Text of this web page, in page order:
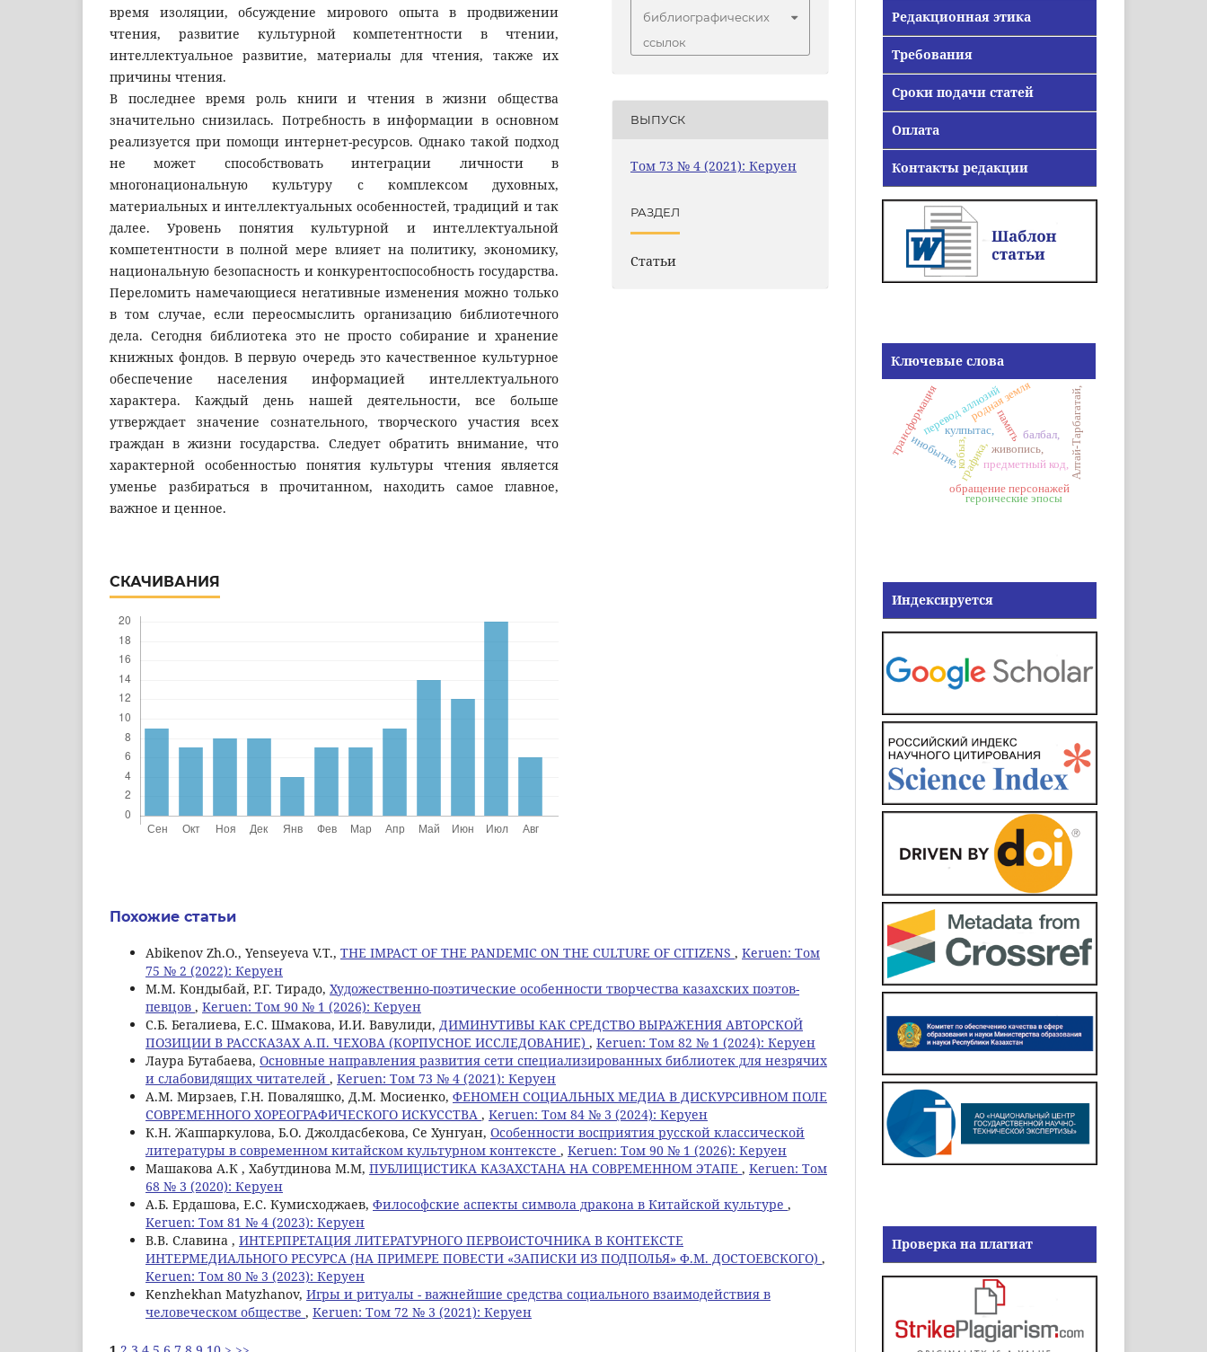
время изоляции, обсуждение мирового опыта в продвижении
чтения, развитие культурной компетентности в чтении,
интеллектуальное развитие, материалы для чтения, также их
причины чтения.
В последнее время роль книги и чтения в жизни общества
значительно снизилась. Потребность в информации в основном
реализуется при помощи интернет-ресурсов. Однако такой подход
не может способствовать интеграции личности в
многонациональную культуру с комплексом духовных,
материальных и интеллектуальных особенностей, традиций и так
далее. Уровень понятия культурной и интеллектуальной
компетентности в полной мере влияет на политику, экономику,
национальную безопасность и конкурентоспособность государства.
Переломить намечающиеся негативные изменения можно только
в том случае, если переосмыслить организацию библиотечного
дела. Сегодня библиотека это не просто собирание и хранение
книжных фондов. В первую очередь это качественное культурное
обеспечение населения информацией интеллектуального
характера. Каждый день нашей деятельности, все больше
утверждает значение сознательного, творческого участия всех
граждан в жизни государства. Следует обратить внимание, что
характерной особенностью понятия культуры чтения является
уменье разбираться в прочитанном, находить самое главное,
важное и ценное.
СКАЧИВАНИЯ
библиографических
ссылок
ВЫПУСК
Том 73 № 4 (2021): Керуен
РАЗДЕЛ
Статьи
Похожие статьи
Abikenov Zh.O., Yenseyeva V.T., THE IMPACT OF THE PANDEMIC ON THE CULTURE OF CITIZENS , Keruen: Том
75 № 2 (2022): Керуен
М.М. Кондыбай, Р.Г. Тирадо, Художественно-поэтические особенности творчества казахских поэтов-
певцов , Keruen: Том 90 № 1 (2026): Керуен
С.Б. Бегалиева, Е.С. Шмакова, И.И. Вавулиди, ДИМИНУТИВЫ КАК СРЕДСТВО ВЫРАЖЕНИЯ АВТОРСКОЙ
ПОЗИЦИИ В РАССКАЗАХ А.П. ЧЕХОВА (КОРПУСНОЕ ИССЛЕДОВАНИЕ) , Keruen: Том 82 № 1 (2024): Керуен
Лаура Бутабаева, Основные направления развития сети специализированных библиотек для незрячих
и слабовидящих читателей , Keruen: Том 73 № 4 (2021): Керуен
A.M. Мирзаев, Г.Н. Поваляшко, Д.М. Мосиенко, ФЕНОМЕН СОЦИАЛЬНЫХ МЕДИА В ДИСКУРСИВНОМ ПОЛЕ
СОВРЕМЕННОГО ХОРЕОГРАФИЧЕСКОГО ИСКУССТВА , Keruen: Том 84 № 3 (2024): Керуен
К.Н. Жаппаркулова, Б.О. Джолдасбекова, Се Хунгуан, Особенности восприятия русской классической
литературы в современном китайском культурном контексте , Keruen: Том 90 № 1 (2026): Керуен
Машакова А.К , Хабутдинова М.М, ПУБЛИЦИСТИКА КАЗАХСТАНА НА СОВРЕМЕННОМ ЭТАПЕ , Keruen: Том
68 № 3 (2020): Керуен
А.Б. Ердашова, Е.С. Кумисходжаев, Философские аспекты символа дракона в Китайской культуре ,
Keruen: Том 81 № 4 (2023): Керуен
В.В. Славина , ИНТЕРПРЕТАЦИЯ ЛИТЕРАТУРНОГО ПЕРВОИСТОЧНИКА В КОНТЕКСТЕ
ИНТЕРМЕДИАЛЬНОГО РЕСУРСА (НА ПРИМЕРЕ ПОВЕСТИ «ЗАПИСКИ ИЗ ПОДПОЛЬЯ» Ф.М. ДОСТОЕВСКОГО) ,
Keruen: Том 80 № 3 (2023): Керуен
Kenzhekhan Matyzhanov, Игры и ритуалы - важнейшие средства социального взаимодействия в
человеческом обществе , Keruen: Том 72 № 3 (2021): Керуен
Редакционная этика
Требования
Сроки подачи статей
Оплата
Контакты редакции
Ключевые слова
живопись,
графика,
кобыз,
балбал,
кулпытас,
предметный код,
инобытие,
память
перевод аллюзий
трансформация Алтай-Тарбагатай,
обращение персонажей
родная земля
героические эпосы
Индексируется
Проверка на плагиат